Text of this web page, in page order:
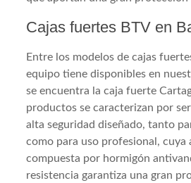
Cajas fuertes BTV en
Entre los modelos de cajas
equipo tiene disponibles en
se encuentra la caja fuerte
productos se caracterizan por
alta seguridad diseñado, tanto
como para uso profesional, cuya
compuesta por hormigón
resistencia garantiza una gran